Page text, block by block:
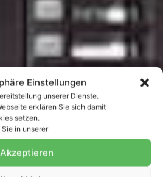
Einstellungen
unserer Dienste.
erklären Sie sich damit
setzen.
in unserer
Akzeptieren